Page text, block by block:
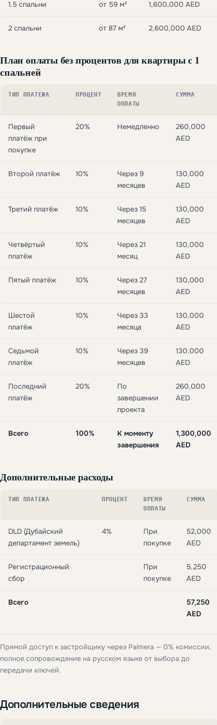
1.5 спальни от 59 м² 1,600,000 AED
2 спальни от 87 м² 2,600,000 AED
План оплаты без процентов для квартиры с 1
спальней
ТИП ПЛАТЕЖА ПРОЦЕНТ
ВРЕМЯ
ОПЛАТЫ
СУММА
Первый
платёж при
покупке
20% Немедленно
260,000
AED
Второй платёж 10%
Через 9
месяцев
130,000
AED
Третий платёж 10%
Через 15
месяцев
130,000
AED
Четвёртый
платёж
10%
Через 21
месяц
130,000
AED
Пятый платёж 10%
Через 27
месяцев
130,000
AED
Шестой
платёж
10%
Через 33
месяца
130,000
AED
Седьмой
платёж
10%
Через 39
месяцев
130,000
AED
Последний
платёж
20%
По
завершении
проекта
260,000
AED
Всего 100%
К моменту
завершения
1,300,000
AED
Дополнительные расходы
ТИП ПЛАТЕЖА ПРОЦЕНТ
ВРЕМЯ
ОПЛАТЫ
СУММА
DLD (Дубайский
департамент земель)
4%
При
покупке
52,000
AED
Регистрационный
сбор
При
покупке
5,250
AED
Всего
57,250
AED
Прямой доступ к застройщику через Palmera — 0% комиссии,
полное сопровождение на русском языке от выбора до
передачи ключей.
Дополнительные сведения